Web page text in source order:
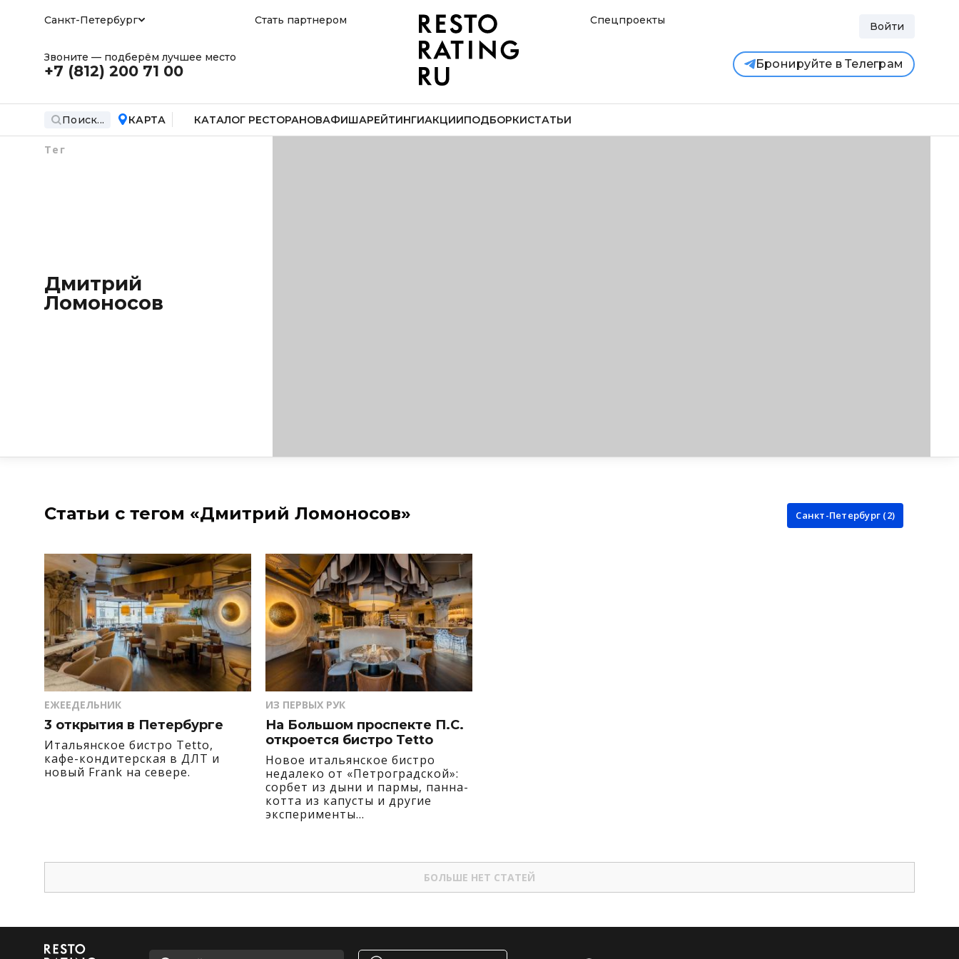
Санкт-Петербург Стать партнером Спецпроекты Войти
Звоните — подберём лучшее место
+7 (812) 200 71 00 Бронируйте в Телеграм
Поиск... КАРТА КАТАЛОГ РЕСТОРАНОВАФИШАРЕЙТИНГИАКЦИИПОДБОРКИСТАТЬИ
Тег
Дмитрий
Ломоносов
Статьи с тегом «Дмитрий Ломоносов» Санкт-Петербург (2)
ЕЖЕЕДЕЛЬНИК
3 открытия в Петербурге
Итальянское бистро Tetto,
кафе-кондитерская в ДЛТ и
новый Frank на севере.
ИЗ ПЕРВЫХ РУК
На Большом проспекте П.С.
откроется бистро Tetto
Новое итальянское бистро
недалеко от «Петроградской»:
сорбет из дыни и пармы, панна-
котта из капусты и другие
эксперименты
БОЛЬШЕ НЕТ СТАТЕЙ